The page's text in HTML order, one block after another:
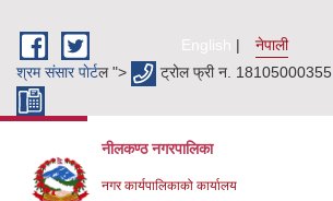
English
नेपाली
श्रम संसार पाेर्टल "> ट्रोल फ्री न. 18105000355
नीलकण्ठ नगरपालिका
नगर कार्यपालिकाको कार्यालय